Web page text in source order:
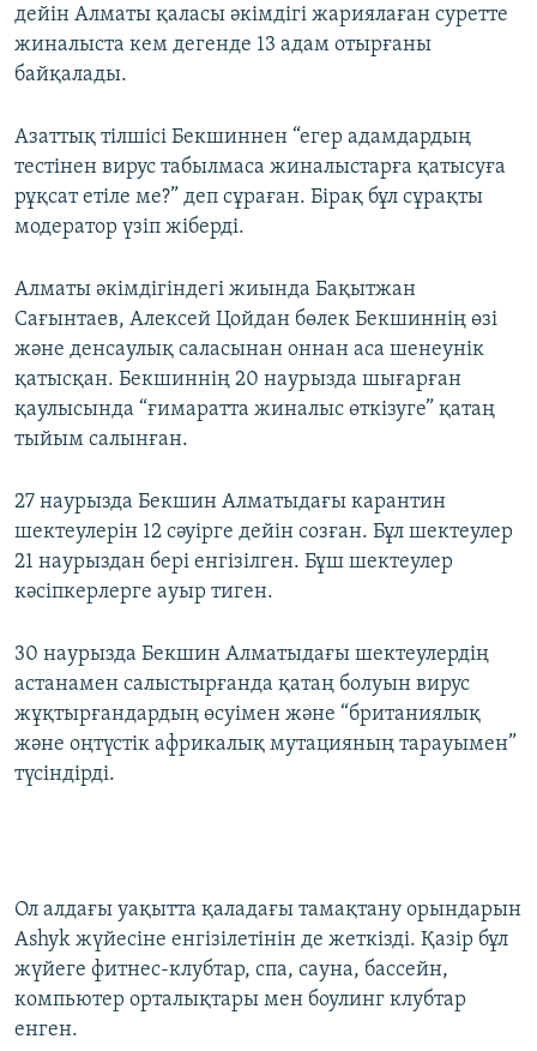
дейін Алматы қаласы әкімдігі жариялаған суретте
жиналыста кем дегенде 13 адам отырғаны
байқалады.
Азаттық тілшісі Бекшиннен “егер адамдардың
тестінен вирус табылмаса жиналыстарға қатысуға
рұқсат етіле ме?” деп сұраған. Бірақ бұл сұрақты
модератор үзіп жіберді.
Алматы әкімдігіндегі жиында Бақытжан
Сағынтаев, Алексей Цойдан бөлек Бекшиннің өзі
және денсаулық саласынан оннан аса шенеунік
қатысқан. Бекшиннің 20 наурызда шығарған
қаулысында “ғимаратта жиналыс өткізуге” қатаң
тыйым салынған.
27 наурызда Бекшин Алматыдағы карантин
шектеулерін 12 сәуірге дейін созған. Бұл шектеулер
21 наурыздан бері енгізілген. Бұш шектеулер
кәсіпкерлерге ауыр тиген.
30 наурызда Бекшин Алматыдағы шектеулердің
астанамен салыстырғанда қатаң болуын вирус
жұқтырғандардың өсуімен және “британиялық
және оңтүстік африкалық мутацияның тарауымен”
түсіндірді.
Ол алдағы уақытта қаладағы тамақтану орындарын
Ashyk жүйесіне енгізілетінін де жеткізді. Қазір бұл
жүйеге фитнес-клубтар, спа, сауна, бассейн,
компьютер орталықтары мен боулинг клубтар
енген.